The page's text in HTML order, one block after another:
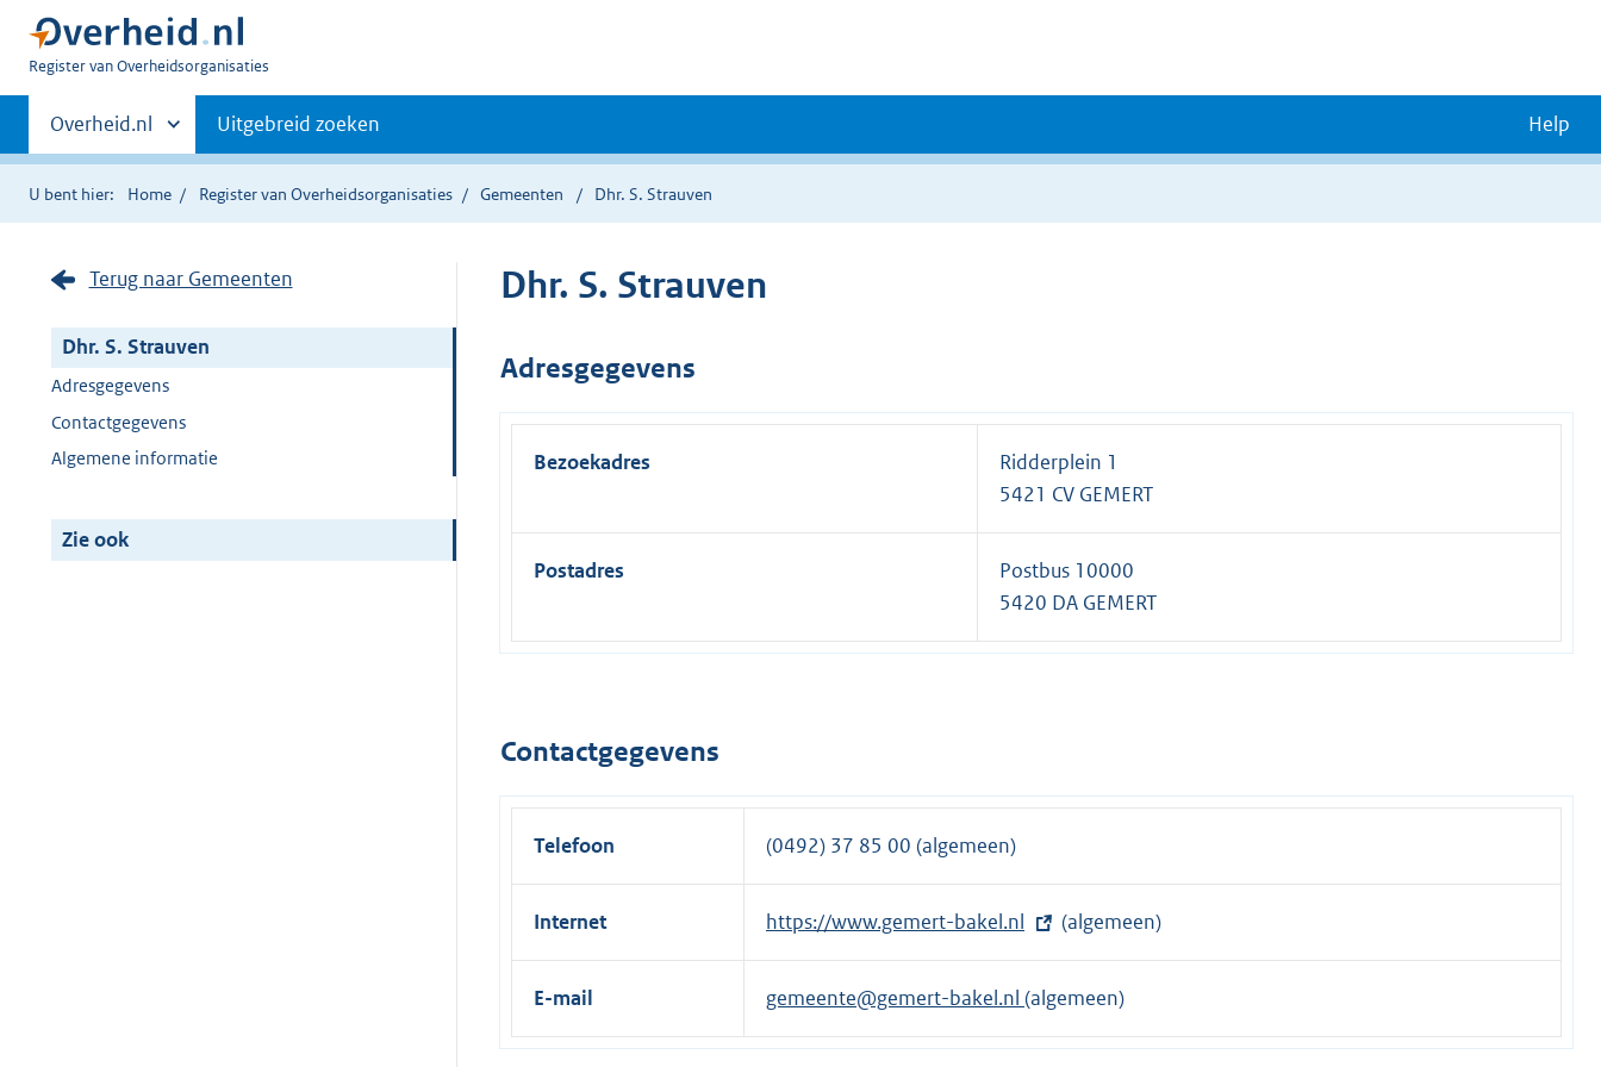
U
Register van Overheidsorganisaties
Primaire
navigatie
Andere
sites
binnen
Overheid.nl Uitgebreid zoeken Help
U bent hier: Home Register van Overheidsorganisaties Gemeenten Dhr. S. Strauven
Terug naar Gemeenten
Dhr. S. Strauven
Adresgegevens
Contactgegevens
Algemene informatie
Zie ook
Dhr. S. Strauven
Adresgegevens
Bezoekadres
Ridderplein 1
5421 CV GEMERT
Postadres
Postbus 10000
5420 DA GEMERT
Contactgegevens
Telefoon (0492) 37 85 00 (algemeen)
Internet
E
x
e
r
https://www.gemert-bakel.nl (algemeen)
E-mail gemeente@gemert-bakel.nl (algemeen)